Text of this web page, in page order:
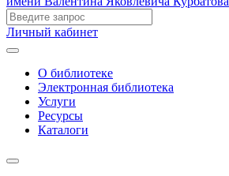
Личный кабинет
О библиотеке
Электронная библиотека
Услуги
Ресурсы
Каталоги